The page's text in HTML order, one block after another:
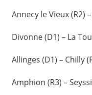
Annecy le Vieux (R2)
Divonne (D1) – La
Allinges (D1) – Chilly
Amphion (R3) –